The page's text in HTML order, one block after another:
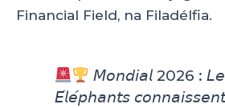
Financial Field, na Filadélfia.
𝘔𝘰𝘯𝘥𝘪𝘢𝘭 2026 :
𝘌́𝘭𝘦́𝘱𝘩𝘢𝘯𝘵𝘴